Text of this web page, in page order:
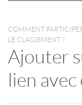
COMMENT
LE CLASSEMENT ?
Ajouter
lien avec